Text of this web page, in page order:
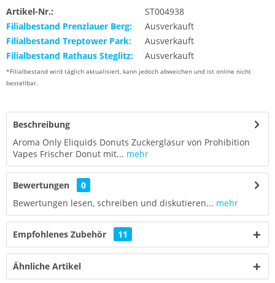
Artikel-Nr.:
ST004938
Filialbestand Prenzlauer Berg:
Ausverkauft
Filialbestand Treptower Park:
Ausverkauft
Filialbestand Rathaus Steglitz:
Ausverkauft
*Filialbestand wird täglich aktualisiert, kann jedoch abweichen und ist online nicht
bestellbar.
Beschreibung
Aroma Only Eliquids Donuts Zuckerglasur von Prohibition
Vapes Frischer Donut mit... mehr
Bewertungen
0
Bewertungen lesen, schreiben und diskutieren... mehr
Empfohlenes Zubehör 11
Ähnliche Artikel